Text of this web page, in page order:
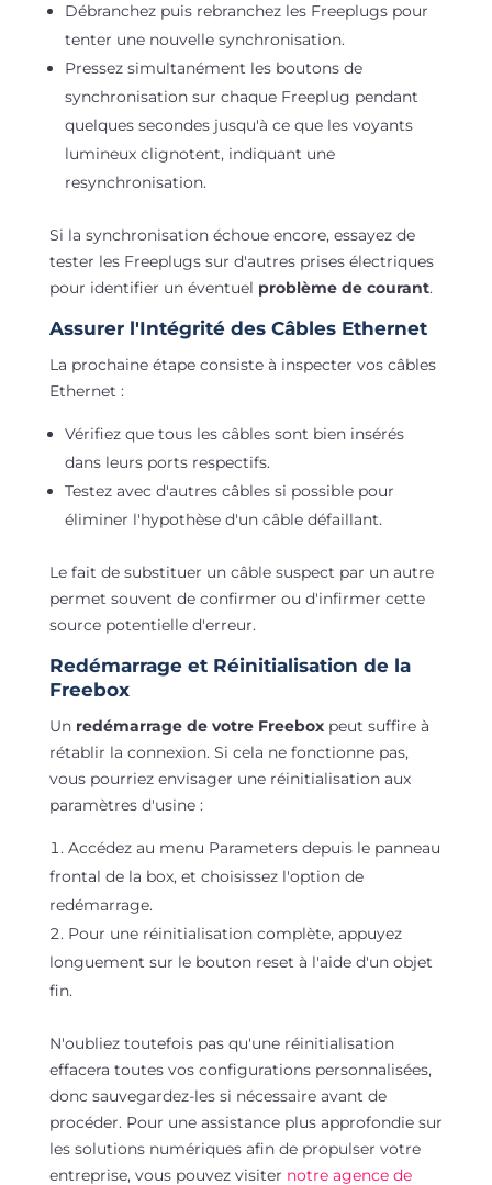
Débranchez puis rebranchez les Freeplugs pour
tenter une nouvelle synchronisation.
Pressez simultanément les boutons de
synchronisation sur chaque Freeplug pendant
quelques secondes jusqu'à ce que les voyants
lumineux clignotent, indiquant une
resynchronisation.
Si la synchronisation échoue encore, essayez de
tester les Freeplugs sur d'autres prises électriques
pour identifier un éventuel problème de courant.
Assurer l'Intégrité des Câbles Ethernet
La prochaine étape consiste à inspecter vos câbles
Ethernet :
Vérifiez que tous les câbles sont bien insérés
dans leurs ports respectifs.
Testez avec d'autres câbles si possible pour
éliminer l'hypothèse d'un câble défaillant.
Le fait de substituer un câble suspect par un autre
permet souvent de confirmer ou d'infirmer cette
source potentielle d'erreur.
Redémarrage et Réinitialisation de la
Freebox
Un redémarrage de votre Freeboxpeut suffire à
rétablir la connexion. Si cela ne fonctionne pas,
vous pourriez envisager une réinitialisation aux
paramètres d'usine :
Accédez au menu Parameters depuis le panneau
frontal de la box, et choisissez l'option de
redémarrage.
Pour une réinitialisation complète, appuyez
longuement sur le bouton reset à l'aide d'un objet
fin.
N'oubliez toutefois pas qu'une réinitialisation
effacera toutes vos configurations personnalisées,
donc sauvegardez-les si nécessaire avant de
procéder. Pour une assistance plus approfondie sur
les solutions numériques afin de propulser votre
entreprise, vous pouvez visiter notre agence de